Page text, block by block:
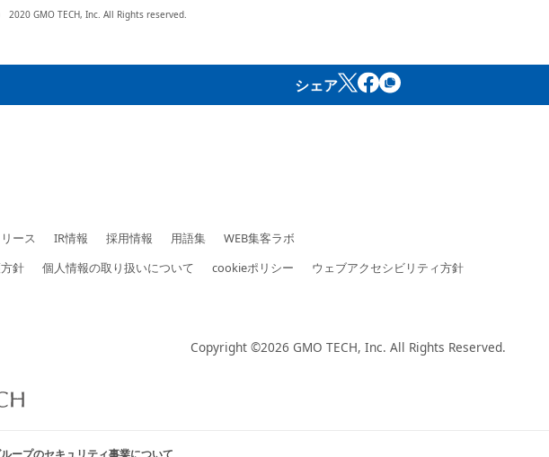
2020 GMO TECH, Inc. All Rights reserved.
シェア
リース IR情報 採用情報 用語集
WEB集客ラボ
針 個人情報の取り扱いについて cookieポリシー
ウェブアクセシビリティ方針
Copyright ©2026 GMO TECH, Inc. All Rights Reserved.